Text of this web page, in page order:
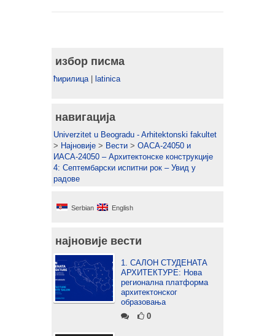
избор писма
ћирилица| latinica
навигација
Univerzitet u Beogradu - Arhitektonski fakultet
> Најновије > Вести > ОАСА-24050 и
ИАСА-24050 – Архитектонске конструкције
4: Септембарски испитни рок – Увид у
радове
Serbian English
најновије вести
1. САЛОН СТУДЕНАТА
АРХИТЕКТУРЕ: Нова
регионална платформа
архитектонског
образовања
0